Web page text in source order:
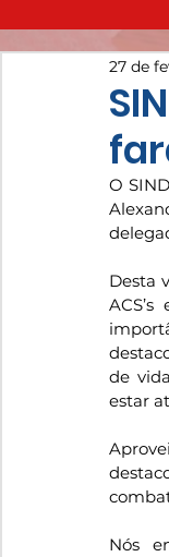
INSTAGRAM
27 de
O
Desta
de
estar
Nós